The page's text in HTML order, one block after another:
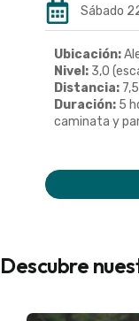
Sábado
Ubicación:
Nivel: 3,0
Distancia:
Duración: 5
caminata y
Descubre